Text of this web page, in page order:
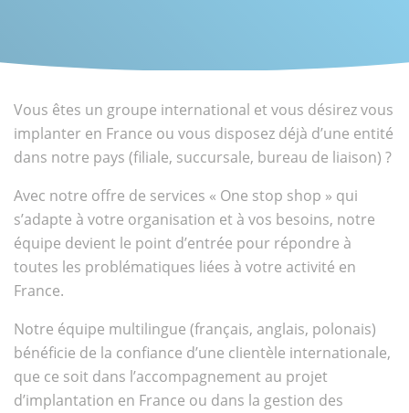
Accès collaborateur
Accès collaborateur
Vous êtes un groupe international et vous désirez vous
implanter en France ou vous disposez déjà d’une entité
dans notre pays (filiale, succursale, bureau de liaison) ?
Avec notre offre de services « One stop shop » qui
s’adapte à votre organisation et à vos besoins, notre
équipe devient le point d’entrée pour répondre à
toutes les problématiques liées à votre activité en
France.
Notre équipe multilingue (français, anglais, polonais)
bénéficie de la confiance d’une clientèle internationale,
que ce soit dans l’accompagnement au projet
d’implantation en France ou dans la gestion des